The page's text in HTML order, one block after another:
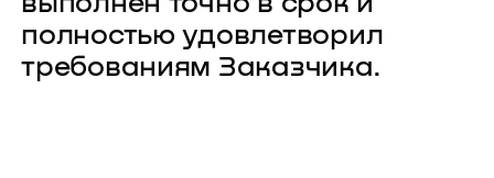
полностью удовлетворил
требованиям Заказчика.